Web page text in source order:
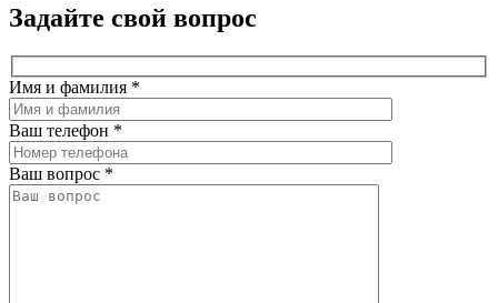
Задайте свой вопрос
Имя и фамилия *
Ваш телефон *
Ваш вопрос *